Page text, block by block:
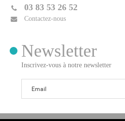
03 83 53 26 52
Contactez-nous
Newsletter
Inscrivez-vous à notre newsletter